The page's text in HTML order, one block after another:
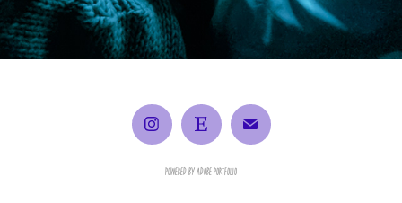
Powered byAdobe Portfolio